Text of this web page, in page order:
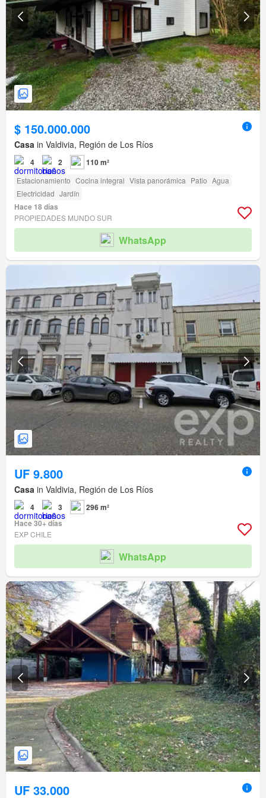
$ 150.000.000
Casa in Valdivia, Región de Los Ríos
4 2 110 m²
Estacionamiento Cocina integral Vista panorámica Patio Agua
Electricidad Jardín
Hace 18 días
PROPIEDADES MUNDO SUR
WhatsApp
UF 9.800
Casa in Valdivia, Región de Los Ríos
4 3
296 m²
Hace 30+ días
EXP CHILE
WhatsApp
UF 33.000